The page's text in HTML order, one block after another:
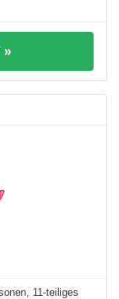
»
11-teiliges